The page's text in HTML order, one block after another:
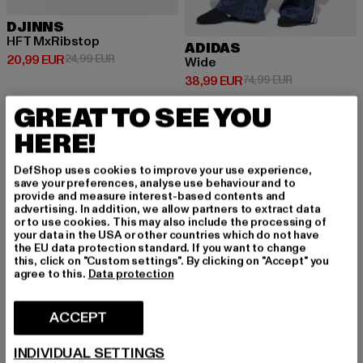
DJINNS
HFT MxRibstop
20,99 EUR
Prix courant: 20,99 EUR
24,99 EURPrix en promotion: 24,99 EUR
ADIDAS
Wide
38,99 EUR
Prix courant: 38,99 EUR
74,99 EURPrix en
-16%
GREAT TO SEE YOU
HERE!
DefShop uses cookies to improve your use experience,
save your preferences, analyse use behaviour and to
provide and measure interest-based contents and
advertising. In addition, we allow partners to extract data
or to use cookies. This may also include the processing of
your data in the USA or other countries which do not have
the EU data protection standard. If you want to change
this, click on "Custom settings". By clicking on "Accept" you
agree to this. Data protection
ACCEPT
INDIVIDUAL SETTINGS